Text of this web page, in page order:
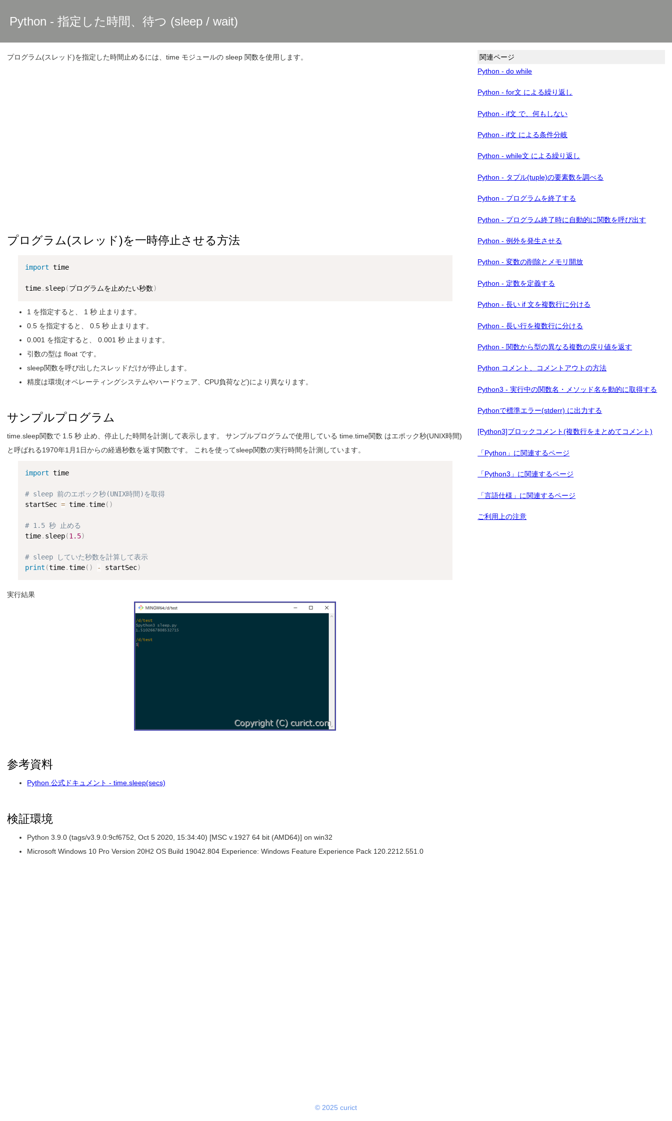
Python - 指定した時間、待つ (sleep / wait)
プログラム(スレッド)を指定した時間止めるには、time モジュールの sleep 関数を使用します。
プログラム(スレッド)を一時停止させる方法
import time
time. sleep(プログラムを止めたい秒数)
1 を指定すると、 1 秒 止まります。
0.5 を指定すると、 0.5 秒 止まります。
0.001 を指定すると、 0.001 秒 止まります。
引数の型は float です。
sleep関数を呼び出したスレッドだけが停止します。
精度は環境(オペレーティングシステムやハードウェア、CPU負荷など)により異なります。
サンプルプログラム
time.sleep関数で 1.5 秒 止め、停止した時間を計測して表示します。 サンプルプログラムで使用している time.time関数 はエポック秒(UNIX時間)
と呼ばれる1970年1月1日からの経過秒数を返す関数です。 これを使ってsleep関数の実行時間を計測しています。
import time
# sleep 前のエポック秒(UNIX時間)を取得
startSec = time.time( )
# 1.5 秒 止める
time. sleep(1.5)
# sleep していた秒数を計算して表示
print (time.time( ) - startSec)
実行結果
参考資料
Python 公式ドキュメント - time.sleep(secs)
検証環境
Python 3.9.0 (tags/v3.9.0:9cf6752, Oct 5 2020, 15:34:40) [MSC v.1927 64 bit (AMD64)] on win32
Microsoft Windows 10 Pro Version 20H2 OS Build 19042.804 Experience: Windows Feature Experience Pack 120.2212.551.0
関連ページ
Python - do while
Python - for文 による繰り返し
Python - if文 で、何もしない
Python - if文 による条件分岐
Python - while文 による繰り返し
Python - タプル(tuple)の要素数を調べる
Python - プログラムを終了する
Python - プログラム終了時に自動的に関数を呼び出す
Python - 例外を発生させる
Python - 変数の削除とメモリ開放
Python - 定数を定義する
Python - 長い if 文を複数行に分ける
Python - 長い行を複数行に分ける
Python - 関数から型の異なる複数の戻り値を返す
Python コメント、コメントアウトの方法
Python3 - 実行中の関数名・メソッド名を動的に取得する
Pythonで標準エラー(stderr) に出力する
[Python3]ブロックコメント(複数行をまとめてコメント)
「Python」に関連するページ
「Python3」に関連するページ
「言語仕様」に関連するページ
ご利用上の注意
© 2025 curict